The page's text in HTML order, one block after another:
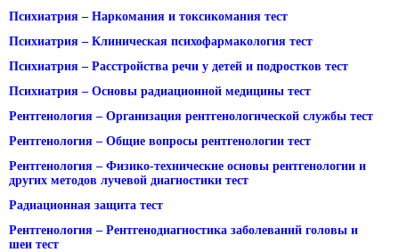
Психиатрия – Наркомания и токсикомания тест
Психиатрия – Клиническая психофармакология тест
Психиатрия – Расстройства речи у детей и подростков тест
Психиатрия – Основы радиационной медицины тест
Рентгенология – Организация рентгенологической службы тест
Рентгенология – Общие вопросы рентгенологии тест
Рентгенология – Физико-технические основы рентгенологии и
других методов лучевой диагностики тест
Радиационная защита тест
Рентгенология – Рентгенодиагностика заболеваний головы и
шеи тест